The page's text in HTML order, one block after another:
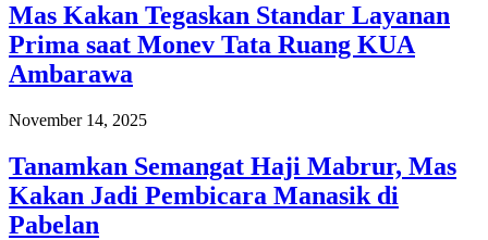
Mas Kakan Tegaskan Standar Layanan
Prima saat Monev Tata Ruang KUA
Ambarawa
November 14, 2025
Tanamkan Semangat Haji Mabrur, Mas
Kakan Jadi Pembicara Manasik di
Pabelan